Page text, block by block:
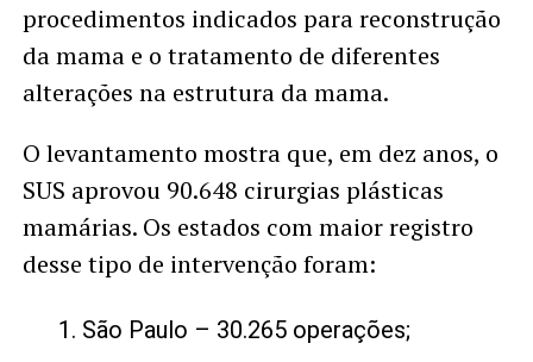
procedimentos indicados para reconstrução
da mama e o tratamento de diferentes
alterações na estrutura da mama.
O levantamento mostra que, em dez anos, o
SUS aprovou 90.648 cirurgias plásticas
mamárias. Os estados com maior registro
desse tipo de intervenção foram:
São Paulo – 30.265 operações;